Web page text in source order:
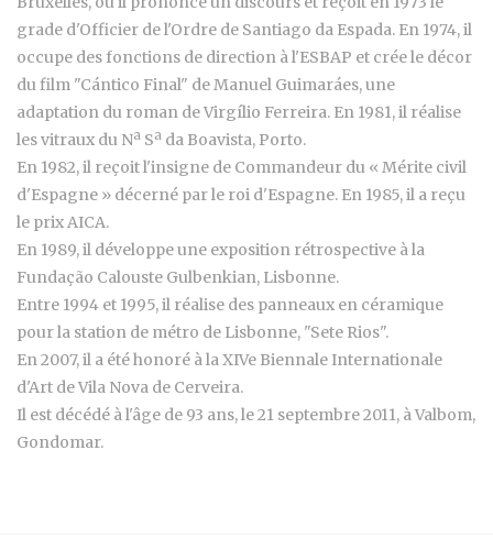
grade d'Officier de l'Ordre de Santiago da Espada. En 1974, il
occupe des fonctions de direction à l'ESBAP et crée le décor
du film "Cántico Final" de Manuel Guimaráes, une
adaptation du roman de Virgílio Ferreira. En 1981, il réalise
les vitraux du Nª Sª da Boavista, Porto.
En 1982, il reçoit l'insigne de Commandeur du « Mérite civil
d'Espagne » décerné par le roi d'Espagne. En 1985, il a reçu
le prix AICA.
En 1989, il développe une exposition rétrospective à la
Fundação Calouste Gulbenkian, Lisbonne.
Entre 1994 et 1995, il réalise des panneaux en céramique
pour la station de métro de Lisbonne, "Sete Rios".
En 2007, il a été honoré à la XIVe Biennale Internationale
d'Art de Vila Nova de Cerveira.
Il est décédé à l'âge de 93 ans, le 21 septembre 2011, à Valbom,
Gondomar.